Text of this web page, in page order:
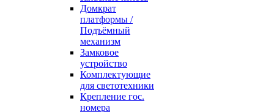
Домкрат
платформы /
Подъёмный
механизм
Замковое
устройство
Комплектующие
для светотехники
Крепление гос.
номера